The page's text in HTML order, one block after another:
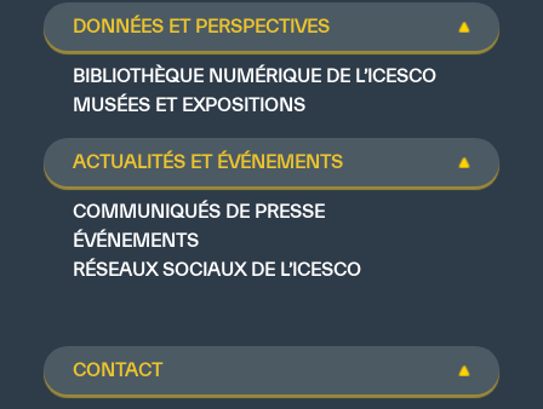
DONNÉES ET PERSPECTIVES
BIBLIOTHÈQUE NUMÉRIQUE DE L’ICESCO
MUSÉES ET EXPOSITIONS
ACTUALITÉS ET ÉVÉNEMENTS
COMMUNIQUÉS DE PRESSE
ÉVÉNEMENTS
RÉSEAUX SOCIAUX DE L’ICESCO
CONTACT